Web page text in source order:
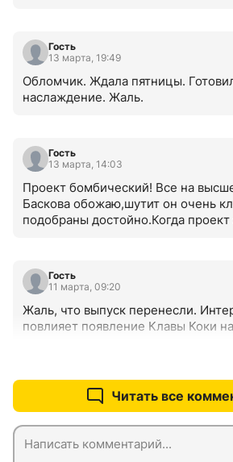
Гость
13 марта, 19:49
Обломчик. Ждала пятницы.
наслаждение. Жаль.
Гость
13 марта, 14:03
Проект бомбический! Все на
Баскова обожаю,шутит он очень
подобраны достойно.Когда проект
Гость
11 марта, 09:20
Жаль, что выпуск перенесли.
повлияет появление Клавы Коки
Читать все